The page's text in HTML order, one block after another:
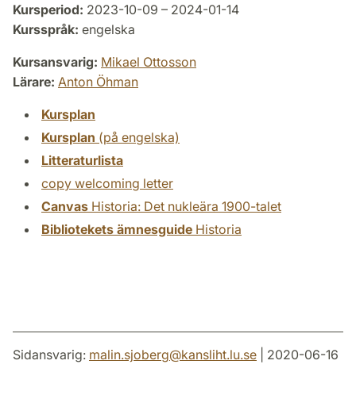
Kursperiod: 2023-10-09 – 2024-01-14
Kursspråk: engelska
Kursansvarig: Mikael Ottosson
Lärare: Anton Öhman
Kursplan
Kursplan (på engelska)
Litteraturlista
copy welcoming letter
Canvas Historia: Det nukleära 1900-talet
Bibliotekets ämnesguide Historia
Sidansvarig: malin.sjoberg@kansliht.lu.se | 2020-06-16